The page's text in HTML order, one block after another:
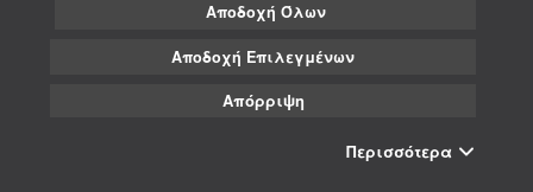
Αποδοχή Όλων
Αποδοχή Επιλεγμένων
Απόρριψη
Περισσότερα